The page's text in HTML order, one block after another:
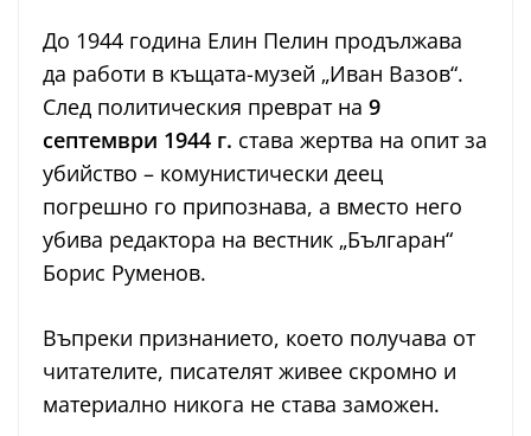
До 1944 година Елин Пелин продължава
да работи в къщата-музей „Иван Вазов“.
След политическия преврат на 9
септември 1944 г. става жертва на опит за
убийство – комунистически деец
погрешно го припознава, а вместо него
убива редактора на вестник „Българан“
Борис Руменов.
Въпреки признанието, което получава от
читателите, писателят живее скромно и
материално никога не става заможен.